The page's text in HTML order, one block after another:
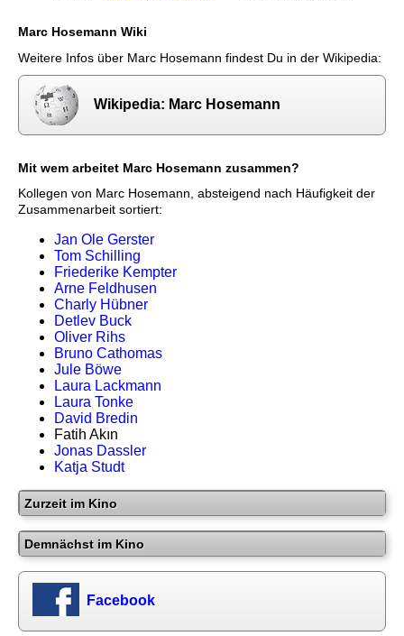
Marc Hosemann Wiki
Weitere Infos über Marc Hosemann findest Du in der Wikipedia:
Wikipedia: Marc Hosemann
Mit wem arbeitet Marc Hosemann zusammen?
Kollegen von Marc Hosemann, absteigend nach Häufigkeit der
Zusammenarbeit sortiert:
Jan Ole Gerster
Tom Schilling
Friederike Kempter
Arne Feldhusen
Charly Hübner
Detlev Buck
Oliver Rihs
Bruno Cathomas
Jule Böwe
Laura Lackmann
Laura Tonke
David Bredin
Fatih Akın
Jonas Dassler
Katja Studt
Zurzeit im Kino
Demnächst im Kino
Facebook